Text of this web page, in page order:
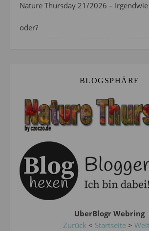
Nature Thursday 21/2026 –
oder?
BLOGSPHÄRE
UberBlogr Webring
Zurück < Startseite>